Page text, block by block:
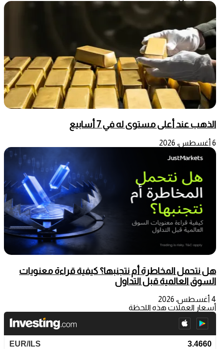
الذهب عند أعلى مستوى له في 7 أسابيع
6 أغسطس، 2026
هل نتحمل المخاطرة أم نتجنبها؟ كيفية قراءة معنويات
السوق العالمية قبل التداول
4 أغسطس، 2026
أسعار العملات هذه اللحظة